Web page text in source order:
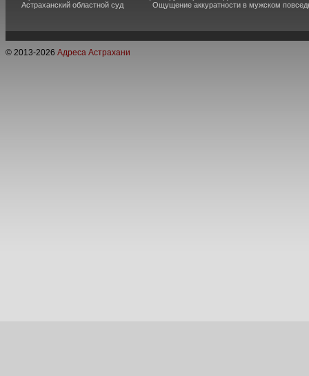
Астраханский областной суд
Ощущение аккуратности в мужском
© 2013-2026 Адреса Астрахани